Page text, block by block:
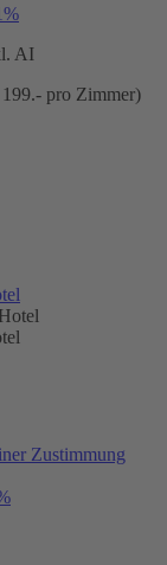
AI
pro Zimmer)
Zustimmung